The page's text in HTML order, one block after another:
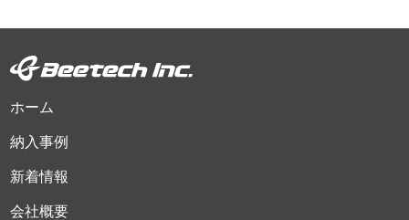
ホーム
納入事例
新着情報
会社概要